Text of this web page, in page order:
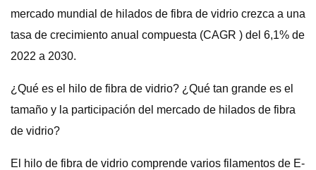
mercado mundial de hilados de fibra de vidrio crezca a una
tasa de crecimiento anual compuesta (CAGR ) del 6,1% de
2022 a 2030.
¿Qué es el hilo de fibra de vidrio? ¿Qué tan grande es el
tamaño y la participación del mercado de hilados de fibra
de vidrio?
El hilo de fibra de vidrio comprende varios filamentos de E-